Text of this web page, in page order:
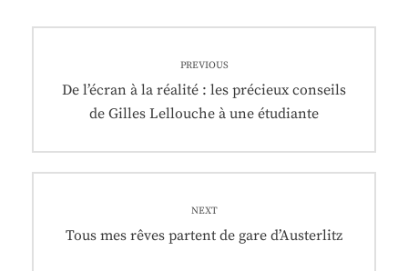
de
l’article
PREVIOUS
Previous
post:
De l’écran à la réalité : les précieux conseils
de Gilles Lellouche à une étudiante
NEXT
Next
Tous mes rêves partent de gare d’Austerlitz